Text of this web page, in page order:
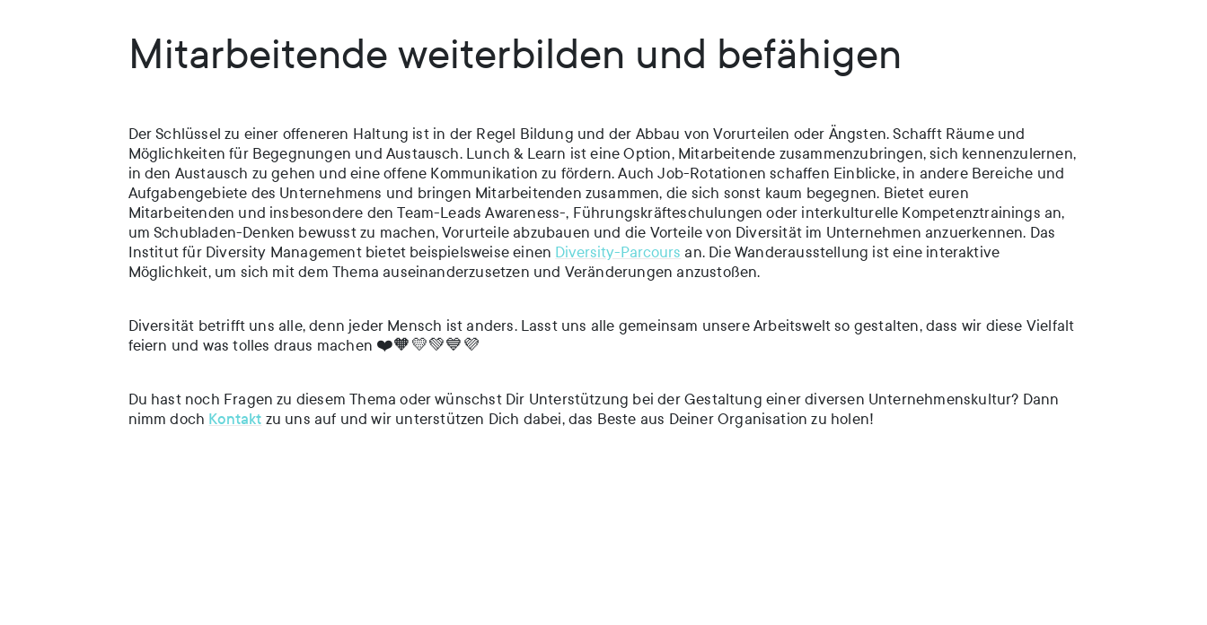
Mitarbeitende weiterbilden und befähigen
Der Schlüssel zu einer offeneren Haltung ist in der Regel Bildung und der Abbau von Vorurteilen oder Ängsten. Schafft Räume und
Möglichkeiten für Begegnungen und Austausch. Lunch & Learn ist eine Option, Mitarbeitende zusammenzubringen, sich kennenzulernen,
in den Austausch zu gehen und eine offene Kommunikation zu fördern. Auch Job-Rotationen schaffen Einblicke, in andere Bereiche und
Aufgabengebiete des Unternehmens und bringen Mitarbeitenden zusammen, die sich sonst kaum begegnen. Bietet euren
Mitarbeitenden und insbesondere den Team-Leads Awareness-, Führungskräfteschulungen oder interkulturelle Kompetenztrainings an,
um Schubladen-Denken bewusst zu machen, Vorurteile abzubauen und die Vorteile von Diversität im Unternehmen anzuerkennen. Das
Institut für Diversity Management bietet beispielsweise einen Diversity-Parcours an. Die Wanderausstellung ist eine interaktive
Möglichkeit, um sich mit dem Thema auseinanderzusetzen und Veränderungen anzustoßen.
Diversität betrifft uns alle, denn jeder Mensch ist anders. Lasst uns alle gemeinsam unsere Arbeitswelt so gestalten, dass wir diese Vielfalt
feiern und was tolles draus machen ❤️🧡💛💚💙💜
Du hast noch Fragen zu diesem Thema oder wünschst Dir Unterstützung bei der Gestaltung einer diversen Unternehmenskultur? Dann
nimm doch Kontakt zu uns auf und wir unterstützen Dich dabei, das Beste aus Deiner Organisation zu holen!